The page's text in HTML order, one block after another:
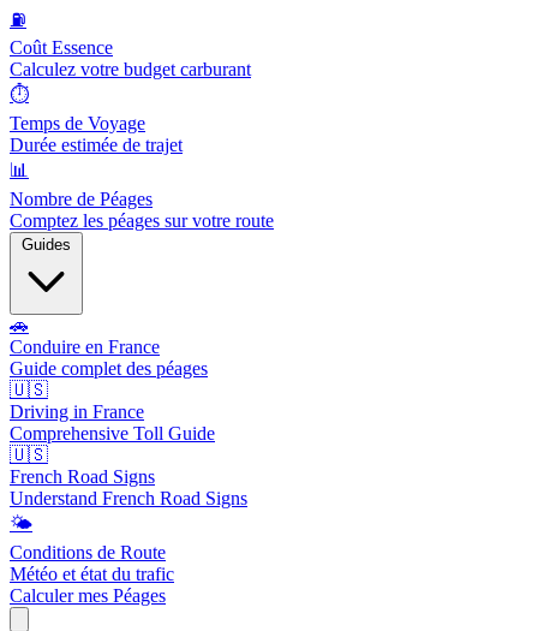
⛽
Coût Essence
Calculez votre budget carburant
⏱️
Temps de Voyage
Durée estimée de trajet
📊
Nombre de Péages
Comptez les péages sur votre route
Guides
🚗
Conduire en France
Guide complet des péages
🇺🇸
Driving in France
Comprehensive Toll Guide
🇺🇸
French Road Signs
Understand French Road Signs
🌤️
Conditions de Route
Météo et état du trafic
Calculer mes Péages